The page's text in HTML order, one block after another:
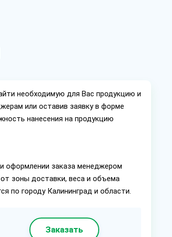
необходимую для Вас продукцию и
или оставив заявку в форме
нанесения на продукцию
оформлении заказа менеджером
зоны доставки, веса и объема
по городу Калининград и области.
Заказать